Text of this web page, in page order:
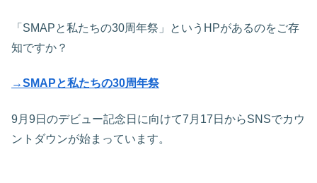
「SMAPと私たちの30周年祭」というHPがあるのをご存
知ですか？
→SMAPと私たちの30周年祭
9月9日のデビュー記念日に向けて7月17日からSNSでカウ
ントダウンが始まっています。